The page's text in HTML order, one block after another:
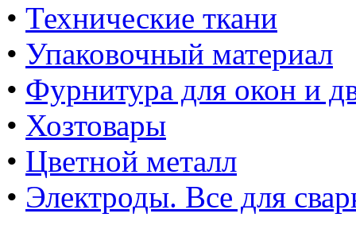
• Технические ткани
• Упаковочный материал
• Фурнитура для окон и
• Хозтовары
• Цветной металл
• Электроды. Все для